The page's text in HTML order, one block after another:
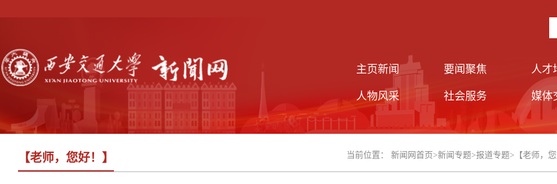
主页新闻 要闻聚焦 人才
人物风采 社会服务 媒体
当前位置： 新闻网首页>新闻专题>报道专题> 【老师，
【老师，您好！】